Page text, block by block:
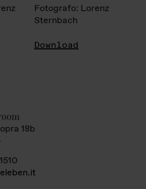
Fotografo: Lorenz
Sternbach
Download
18b